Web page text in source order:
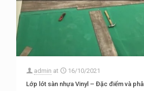
admin at
16/10/2021
Lớp lót sàn nhựa Vinyl – Đặc điểm và